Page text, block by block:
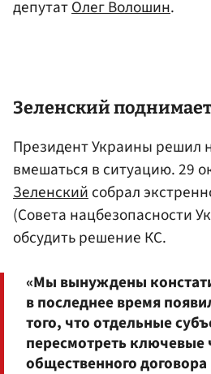
депутатОлег Волошин.
Зеленский
Президент Украины решил
вмешаться в ситуацию. 29
Зеленскийсобрал
(Совета нацбезопасности
обсудить решение КС.
«Мы вынуждены
в последнее время
того, что отдельные
пересмотреть ключевые
общественного